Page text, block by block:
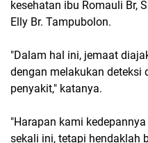
kesehatan ibu Romauli Br,
Elly Br. Tampubolon.
"Dalam hal ini, jemaat
dengan melakukan deteksi
penyakit," katanya.
"Harapan kami
sekali ini, tetapi hendaklah